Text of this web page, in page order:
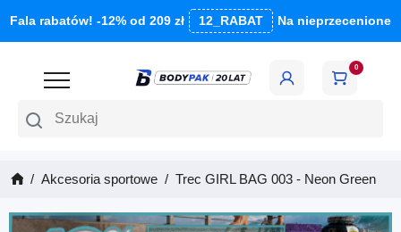
Fala rabatów! -12% od 209 zł 12_RABAT Na nieprzecenione
Szukaj
0
Akcesoria sportowe Trec GIRL BAG 003 - Neon Green